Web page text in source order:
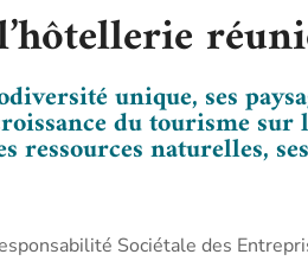
unique, ses
du tourisme sur
ressources naturelles, ses
Sociétale des